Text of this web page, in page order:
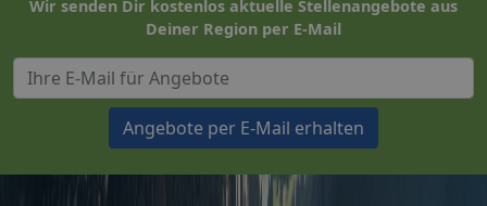
Wir senden Dir kostenlos aktuelle Stellenangebote aus
Deiner Region per E-Mail
Angebote per E-Mail erhalten